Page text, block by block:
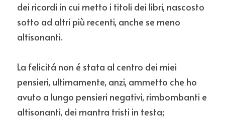
dei ricordi in cui metto i titoli dei libri, nascosto
sotto ad altri più recenti, anche se meno
altisonanti.
La felicitá non é stata al centro dei miei
pensieri, ultimamente, anzi, ammetto che ho
avuto a lungo pensieri negativi, rimbombanti e
altisonanti, dei mantra tristi in testa;